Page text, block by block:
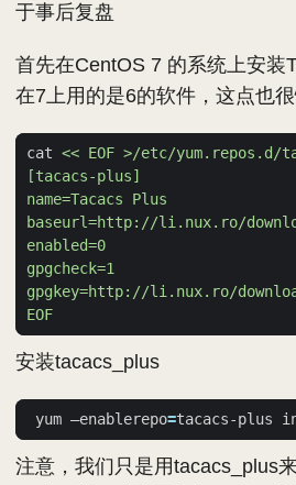
于事后复盘
首先在CentOS 7 的系统上安装
在7上用的是6的软件，这点也
cat
EOF
安装tacacs_plus
yum –enablerepo=
注意，我们只是用tacacs_plus